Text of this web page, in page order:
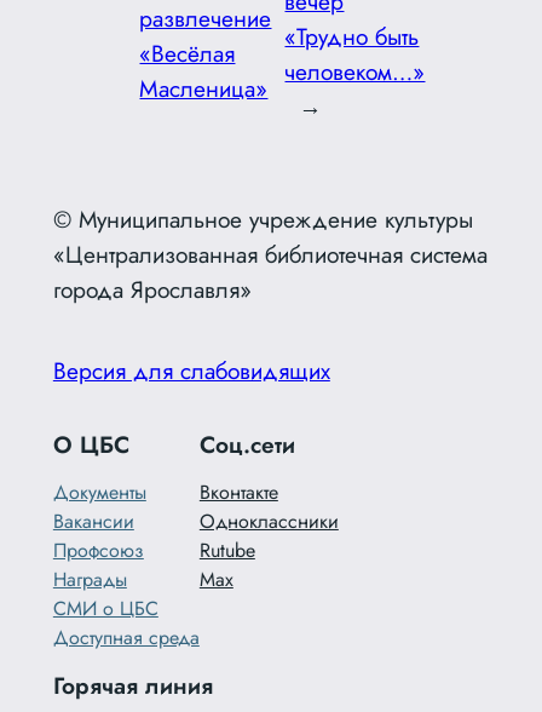
развлечение
«Весёлая
Масленица»
«Трудно быть
человеком…»
→
© Муниципальное учреждение культуры
«Централизованная библиотечная система
города Ярославля»
Версия для слабовидящих
О ЦБС
Документы
Вакансии
Профсоюз
Награды
СМИ о ЦБС
Доступная среда
Соц.сети
Вконтакте
Одноклассники
Rutube
Max
Горячая линия